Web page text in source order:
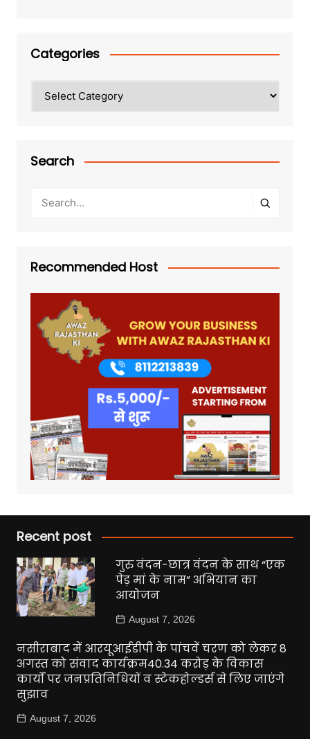
Categories
Search
Recommended Host
Recent post
गुरु वंदन-छात्र वंदन के साथ “एक
पेड़ मां के नाम” अभियान का
आयोजन
August 7, 2026
नसीराबाद में आरयूआईडीपी के पांचवें चरण को लेकर 8
अगस्त को संवाद कार्यक्रम40.34 करोड़ के विकास
कार्यों पर जनप्रतिनिधियों व स्टेकहोल्डर्स से लिए जाएंगे
सुझाव
August 7, 2026